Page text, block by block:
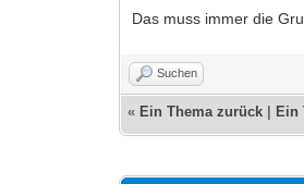
Das muss immer die
Suchen
« Ein Thema zurück Ein